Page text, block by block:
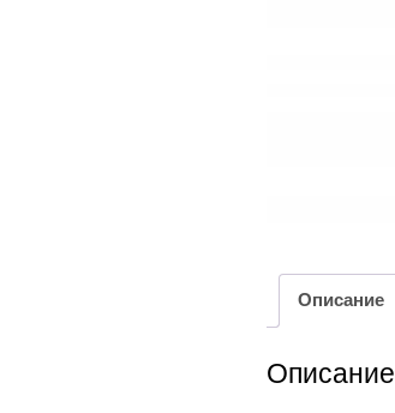
Описание
Описание